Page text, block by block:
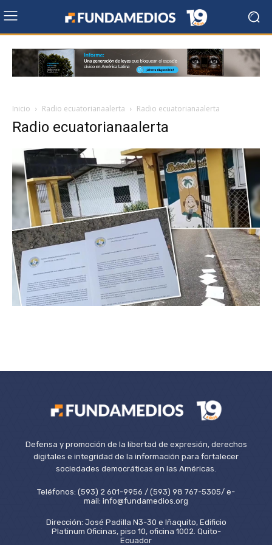
Inicio Radio ecuatorianaalerta Radio ecuatorianaalerta
Radio ecuatorianaalerta
Defensa y promoción de la libertad de expresión, derechos
digitales e integridad de la información para fortalecer
sociedades democráticas en las Américas.
Teléfonos: (593) 2 601-9956 / (593) 98 767-5305/ e-
mail: info@fundamedios.org
Dirección: José Padilla N3-30 e Iñaquito, Edificio
Platinum Oficinas, piso 10, oficina 1002. Quito-
Ecuador